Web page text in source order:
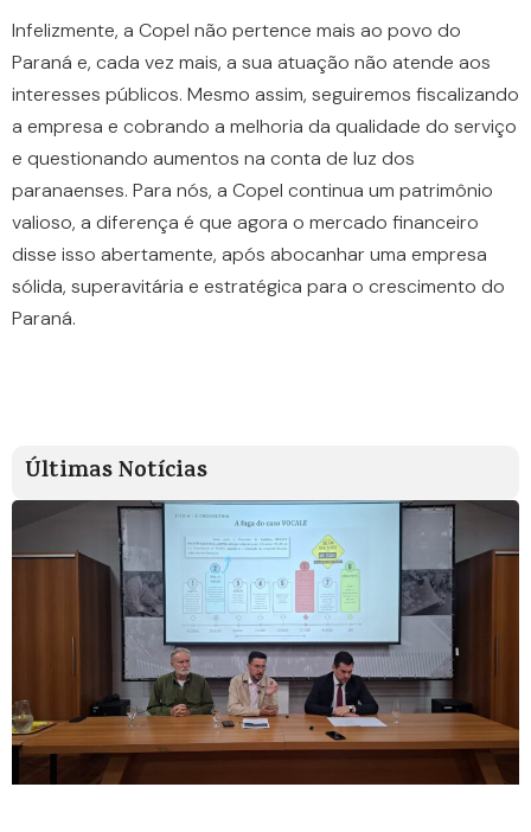
Infelizmente, a Copel não pertence mais ao povo do
Paraná e, cada vez mais, a sua atuação não atende aos
interesses públicos. Mesmo assim, seguiremos fiscalizando
a empresa e cobrando a melhoria da qualidade do serviço
e questionando aumentos na conta de luz dos
paranaenses. Para nós, a Copel continua um patrimônio
valioso, a diferença é que agora o mercado financeiro
disse isso abertamente, após abocanhar uma empresa
sólida, superavitária e estratégica para o crescimento do
Paraná.
Últimas Notícias